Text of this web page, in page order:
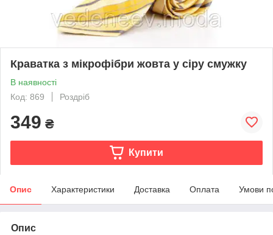
Краватка з мікрофібри жовта у сіру смужку
В наявності
Код: 869
Роздріб
349 ₴
Купити
Опис Характеристики Доставка Оплата Умови
Опис